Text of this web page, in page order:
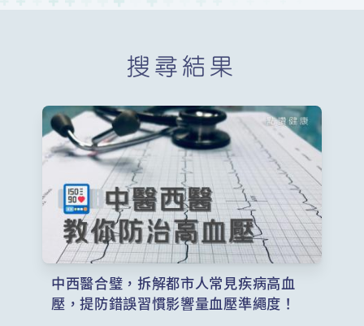
搜尋結果
中西醫合璧，拆解都市人常見疾病高血
壓，提防錯誤習慣影響量血壓準繩度！